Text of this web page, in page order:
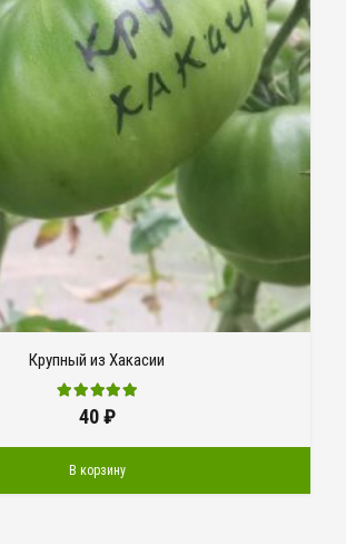
Крупный из Хакасии
40₽
В корзину